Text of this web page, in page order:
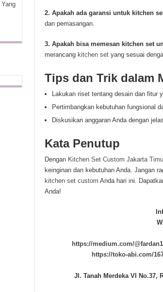
2. Apakah ada garansi untuk kitchen
dan pemasangan.
3. Apakah bisa memesan kitchen set
merancang kitchen setyang sesuai
Tips dan Trik dalam
Lakukan riset tentang desain dan fitur
Pertimbangkan kebutuhan fungsional
Diskusikan anggaran Anda dengan
Kata Penutup
Dengan Kitchen Set Custom Jakarta
keinginan dan kebutuhan Anda. Jangan
kitchen set custom Anda hari ini.
Anda!
https://medium.com/
https://toko-abi.com/
Jl. Tanah Merdeka VI No.37,